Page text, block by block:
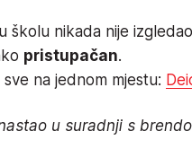
školu nikada nije
pristupačan.
na jednom mjestu:
u suradnji s